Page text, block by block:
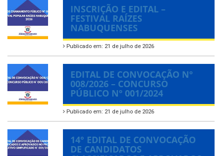
INSCRIÇÃO E EDITAL –
FESTIVAL RAÍZES
NABUQUENSES
Publicado em: 21 de julho de 2026
EDITAL DE CONVOCAÇÃO Nº
008/2026 – CONCURSO
PÚBLICO Nº 001/2024
Publicado em: 21 de julho de 2026
14° EDITAL DE CONVOCAÇÃO
DE CANDIDATOS